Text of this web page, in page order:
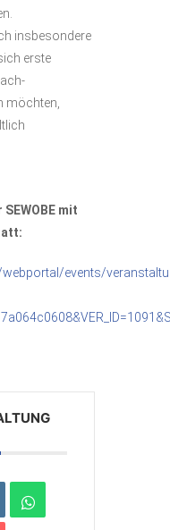
insbesondere
erste
möchten,
mit
events/